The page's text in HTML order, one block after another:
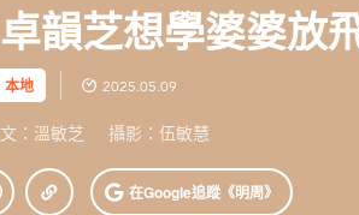
韻芝想學婆婆放
本地 2025.05.09
：溫敏芝 攝影：伍敏慧
在Google追蹤《明周》